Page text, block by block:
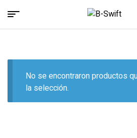
B-
Swift
Menu
No se encontraron productos
la selección.